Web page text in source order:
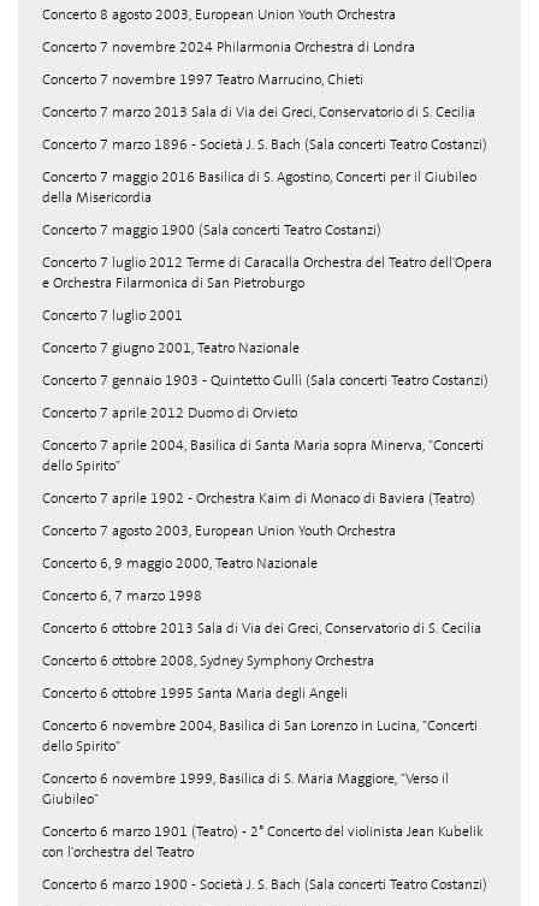
Concerto 8 agosto 2003, European Union Youth Orchestra
Concerto 7 novembre 2024 Philarmonia Orchestra di Londra
Concerto 7 novembre 1997 Teatro Marrucino, Chieti
Concerto 7 marzo 2013 Sala di Via dei Greci, Conservatorio di S. Cecilia
Concerto 7 marzo 1896 - Società J. S. Bach (Sala concerti Teatro Costanzi)
Concerto 7 maggio 2016 Basilica di S. Agostino, Concerti per il Giubileo
della Misericordia
Concerto 7 maggio 1900 (Sala concerti Teatro Costanzi)
Concerto 7 luglio 2012 Terme di Caracalla Orchestra del Teatro dell'Opera
e Orchestra Filarmonica di San Pietroburgo
Concerto 7 luglio 2001
Concerto 7 giugno 2001, Teatro Nazionale
Concerto 7 gennaio 1903 - Quintetto Gullì (Sala concerti Teatro Costanzi)
Concerto 7 aprile 2012 Duomo di Orvieto
Concerto 7 aprile 2004, Basilica di Santa Maria sopra Minerva, "Concerti
dello Spirito"
Concerto 7 aprile 1902 - Orchestra Kaim di Monaco di Baviera (Teatro)
Concerto 7 agosto 2003, European Union Youth Orchestra
Concerto 6, 9 maggio 2000, Teatro Nazionale
Concerto 6, 7 marzo 1998
Concerto 6 ottobre 2013 Sala di Via dei Greci, Conservatorio di S. Cecilia
Concerto 6 ottobre 2008, Sydney Symphony Orchestra
Concerto 6 ottobre 1995 Santa Maria degli Angeli
Concerto 6 novembre 2004, Basilica di San Lorenzo in Lucina, "Concerti
dello Spirito"
Concerto 6 novembre 1999, Basilica di S. Maria Maggiore, "Verso il
Giubileo"
Concerto 6 marzo 1901 (Teatro) - 2° Concerto del violinista Jean Kubelik
con l'orchestra del Teatro
Concerto 6 marzo 1900 - Società J. S. Bach (Sala concerti Teatro Costanzi)